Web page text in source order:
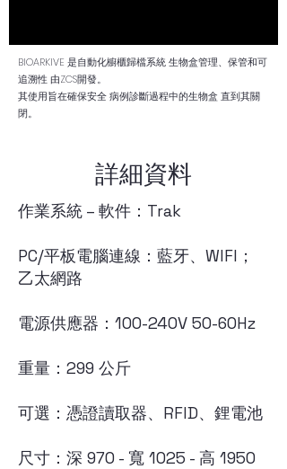
BIOARKIVE 是自動化櫥櫃歸檔系統 生物盒管理、保管和可
追溯性 由ZCS開發。
其使用旨在確保安全 病例診斷過程中的生物盒 直到其關
閉。
詳細資料
作業系統 – 軟件：Trak
PC/平板電腦連線：藍牙、WIFI；
乙太網路
電源供應器：100-240V 50-60Hz
重量：299 公斤
可選：憑證讀取器、RFID、鋰電池
尺寸：深 970 - 寬 1025 - 高 1950